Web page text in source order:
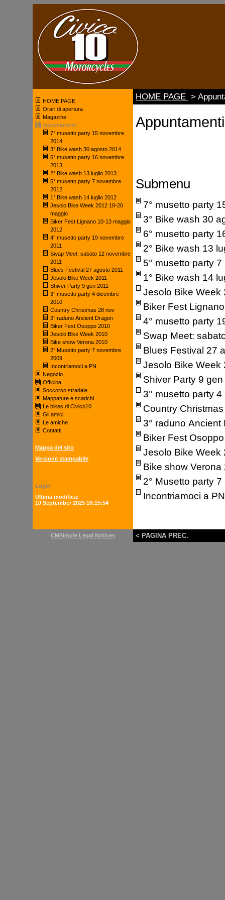
HOME PAGE
Orari di apertura
Magazine
Appuntamenti
7° musetto party 15 novembre
2014
3° Bike wash 30 agosto 2014
6° musetto party 16 novembre
2013
2° Bike wash 13 luglio 2013
5° musetto party 7 novembre
2012
1° Bike wash 14 luglio 2012
Jesolo Bike Week 2012 18-20
maggio
Biker Fest Lignano 10-13 maggio
2012
4° musetto party 19 novembre
2011
Swap Meet: sabato 12 novembre
2011
Blues Festival 27 agosto 2011
Jesolo Bike Week 2011
Shiver Party 9 gen 2011
3° musetto party 4 dicembre
2010
Country Christmas 28 nov
3° raduno Ancient Dragon
Biker Fest Osoppo 2010
Jesolo Bike Week 2010
Bike show Verona 2010
2° Musetto party 7 novembre
2009
Incontriamoci a PN
Negozio
Officina
Soccorso stradale
Mappature e scarichi
Le bikes di Civico10
Gli amici
Le amiche
Contatti
Mappa del sito
Versione stampabile
Login
Ultima modifica:
10 September 2025 16:15:54
HOME PAGE >
Appuntamenti
Submenu
7° musetto party
3° Bike wash 30
6° musetto party
2° Bike wash 13
5° musetto party
1° Bike wash 14
Jesolo Bike Week
Biker Fest
4° musetto party
Swap Meet:
Blues Festival 27
Jesolo Bike Week
Shiver Party 9
3° musetto party
Country
3° raduno Ancient
Biker Fest
Jesolo Bike Week
Bike show
2° Musetto party
Incontriamoci a PN
CMSimple Legal Notices < PAGINA PREC.